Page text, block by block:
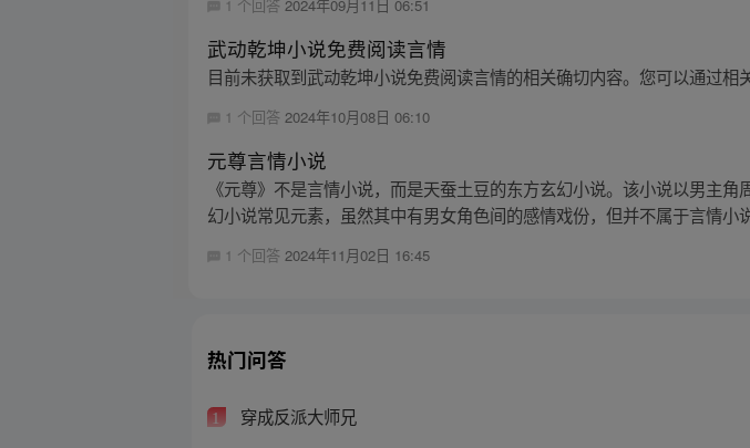
1 个回答 2024年09月11日 06:51
武动乾坤小说免费阅读言情
目前未获取到武动乾坤小说免费阅读言情的相关确切内容。您可以通过相
1 个回答 2024年10月08日 06:10
元尊言情小说
《元尊》不是言情小说，而是天蚕土豆的东方玄幻小说。该小说以男主
幻小说常见元素，虽然其中有男女角色间的感情戏份，但并不属于言情小
1 个回答2024年11月02日 16:45
热门问答
1 穿成反派大师兄